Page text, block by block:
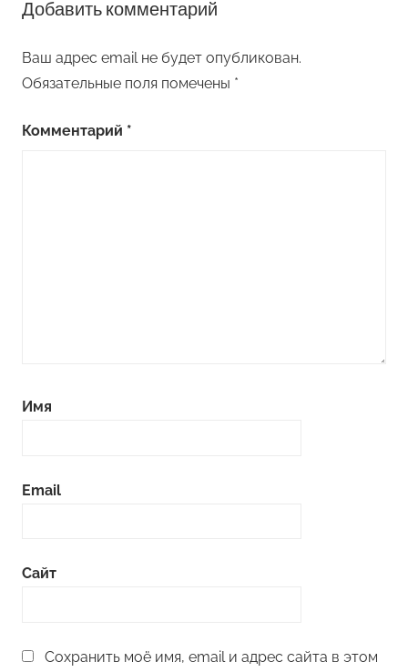
Добавить комментарий
Ваш адрес email не будет опубликован.
Обязательные поля помечены *
Комментарий *
Имя
Email
Сайт
Сохранить моё имя, email и адрес сайта в этом